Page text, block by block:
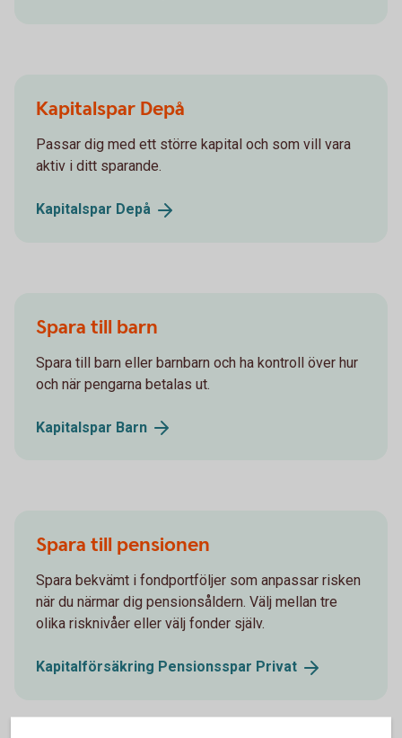
Kapitalspar Depå
Passar dig med ett större kapital och som vill vara
aktiv i ditt sparande.
Kapitalspar Depå
Spara till barn
Spara till barn eller barnbarn och ha kontroll över hur
och när pengarna betalas ut.
Kapitalspar Barn
Spara till pensionen
Spara bekvämt i fondportföljer som anpassar risken
när du närmar dig pensionsåldern. Välj mellan tre
olika risknivåer eller välj fonder själv.
Kapitalförsäkring Pensionsspar Privat